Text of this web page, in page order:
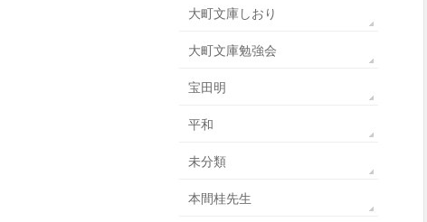
大町文庫しおり
大町文庫勉強会
宝田明
平和
未分類
本間桂先生